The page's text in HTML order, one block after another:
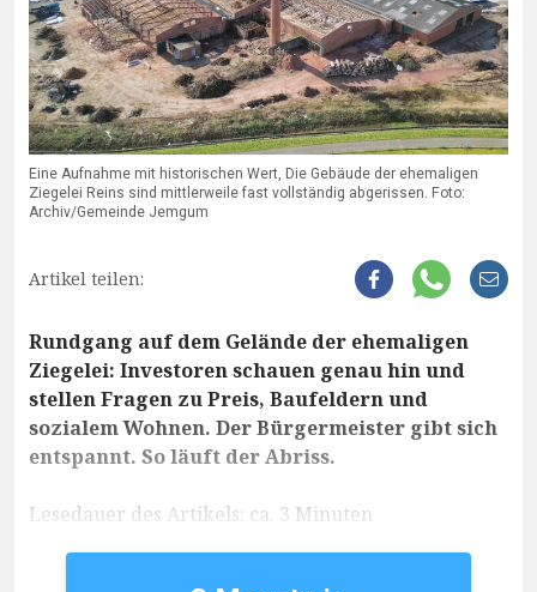
Eine Aufnahme mit historischen Wert, Die Gebäude der ehemaligen
Ziegelei Reins sind mittlerweile fast vollständig abgerissen. Foto:
Archiv/Gemeinde Jemgum
Artikel teilen:
Rundgang auf dem Gelände der ehemaligen
Ziegelei: Investoren schauen genau hin und
stellen Fragen zu Preis, Baufeldern und
sozialem Wohnen. Der Bürgermeister gibt sich
entspannt. So läuft der Abriss.
Lesedauer des Artikels: ca. 3 Minuten